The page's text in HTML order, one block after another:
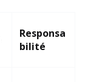
Responsa
bilité